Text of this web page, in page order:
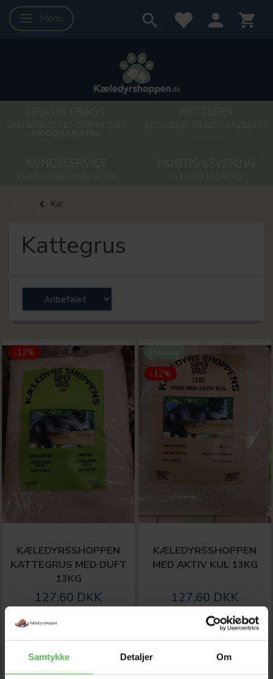
Samtykke Detaljer Om
Skifte navigation
Menu
Kat
Kattegrus
-12%
KÆLEDYRSSHOPPEN
KATTEGRUS MED DUFT
13KG
127,60 DKK
Du sparer:
Tilbud udløber 08/08/2026
Model/varenr.:
-12%
KÆLEDYRSSHOPPEN
MED AKTIV KUL 13KG
127,60 DKK
17,40 DKK
Tilbud udløber 08/08/2026